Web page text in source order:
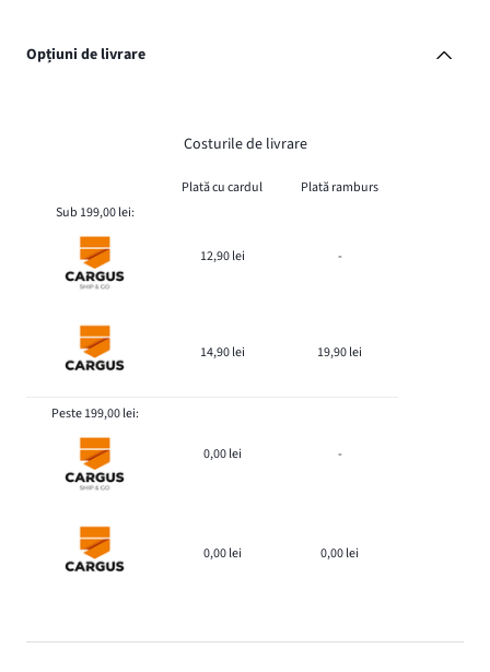
Opțiuni de livrare
Costurile de livrare
Plată cu cardul
Plată ramburs
Sub 199,00 lei:
12,90 lei -
14,90 lei 19,90 lei
Peste 199,00 lei:
0,00 lei -
0,00 lei 0,00 lei